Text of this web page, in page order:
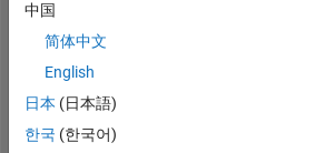
BEITRÄGE
中国
简体中文
English
日本 (日本語)
한국 (한국어)